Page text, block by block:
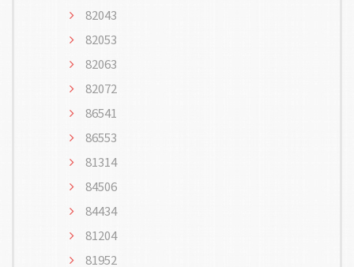
82043
82053
82063
82072
86541
86553
81314
84506
84434
81204
81952